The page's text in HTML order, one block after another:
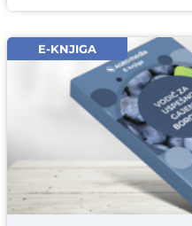
Email* obavezno
Komentar* obavezno
E-KNJIGA